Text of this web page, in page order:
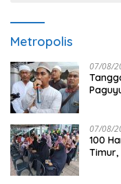
Metropolis
07/08/
07/08/
100
Timur,